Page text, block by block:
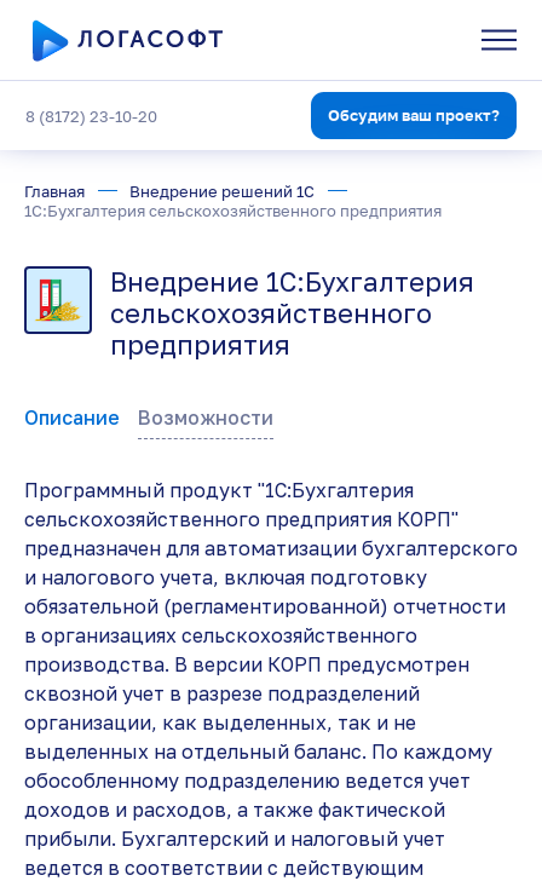
8 (8172) 23-10-20 Обсудим ваш проект?
Главная
Внедрение решений 1С
1С:Бухгалтерия сельскохозяйственного предприятия
Внедрение 1С:Бухгалтерия
сельскохозяйственного
предприятия
Описание Возможности
Программный продукт "1С:Бухгалтерия
сельскохозяйственного предприятия КОРП"
предназначен для автоматизации бухгалтерского
и налогового учета, включая подготовку
обязательной (регламентированной) отчетности
в организациях сельскохозяйственного
производства. В версии КОРП предусмотрен
сквозной учет в разрезе подразделений
организации, как выделенных, так и не
выделенных на отдельный баланс. По каждому
обособленному подразделению ведется учет
доходов и расходов, а также фактической
прибыли. Бухгалтерский и налоговый учет
ведется в соответствии с действующим